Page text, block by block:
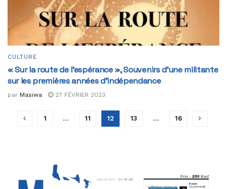
CULTURE
« Sur la route de l’espérance », Souvenirs d’une militante
sur les premières années d’indépendance
par Masiwa 27 FÉVRIER 2023
1 … 11 12 13 … 16